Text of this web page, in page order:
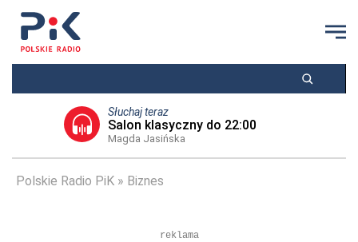
Słuchaj teraz
Salon klasyczny do 22:00
Magda Jasińska
Polskie Radio PiK Biznes
reklama